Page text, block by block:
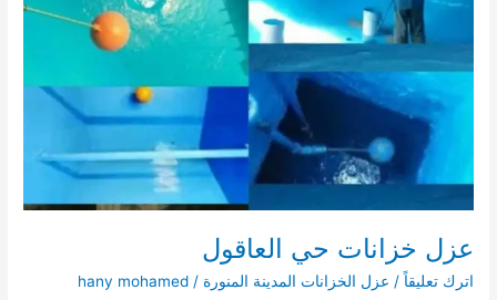
عزل خزانات حي العاقول
اترك تعليقاً / عزل الخزانات المدينة المنورة /
hany mohamed